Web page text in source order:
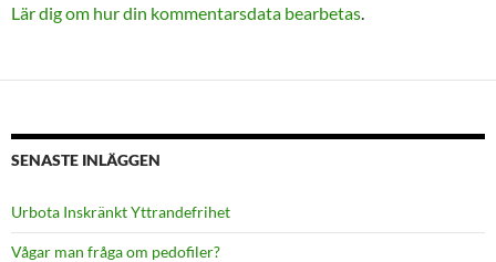
Lär dig om hur din kommentarsdata bearbetas
SENASTE INLÄGGEN
Urbota Inskränkt Yttrandefrihet
Vågar man fråga om pedofiler?